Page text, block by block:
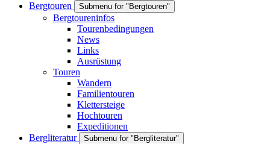
Bergtouren
Submenu for "Bergtouren"
Bergtoureninfos
Tourenbedingungen
News
Links
Ausrüstung
Touren
Wandern
Familientouren
Klettersteige
Hochtouren
Expeditionen
Bergliteratur
Submenu for "Bergliteratur"